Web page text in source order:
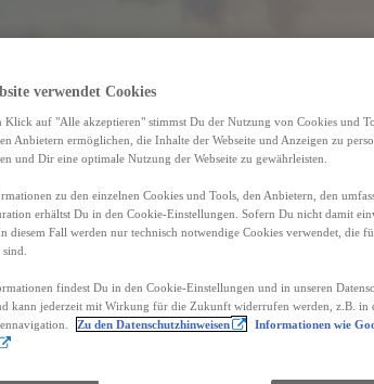
verwendet Cookies
Klick auf "Alle akzeptieren" stimmst Du der Nutzung von Cookies und
Anbietern ermöglichen, die Inhalte der Webseite und Anzeigen zu
und Dir eine optimale Nutzung der Webseite zu gewährleisten.
zu den einzelnen Cookies und Tools, den Anbietern, den
erhältst Du in den Cookie-Einstellungen. Sofern Du nicht damit
diesem Fall werden nur technisch notwendige Cookies verwendet, die
findest Du in den Cookie-Einstellungen und in unseren
kann jederzeit mit Wirkung für die Zukunft widerrufen werden, z.B. in
Zu den Datenschutzhinweisen
Informationen wie